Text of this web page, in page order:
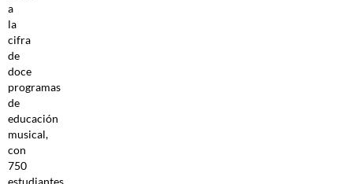
a
la
cifra
de
doce
programas
de
educación
musical,
con
750
estudiantes